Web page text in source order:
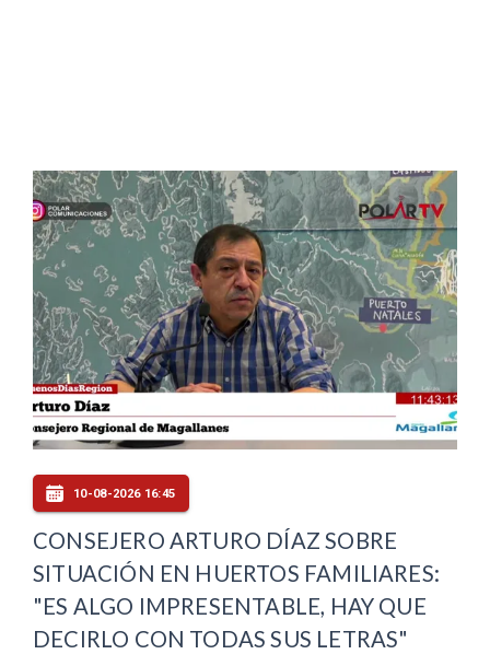
10-08-2026 16:45
CONSEJERO ARTURO DÍAZ SOBRE
SITUACIÓN EN HUERTOS FAMILIARES:
"ES ALGO IMPRESENTABLE, HAY QUE
DECIRLO CON TODAS SUS LETRAS"